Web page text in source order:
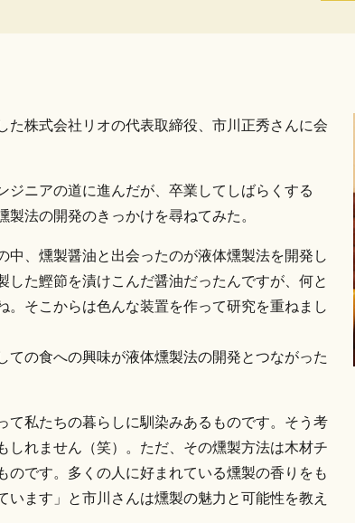
株式会社リオの代表取締役、市川正秀さんに会
ニアの道に進んだが、卒業してしばらくする
法の開発のきっかけを尋ねてみた。
中、燻製醤油と出会ったのが液体燻製法を開発し
た鰹節を漬けこんだ醤油だったんですが、何と
そこからは色んな装置を作って研究を重ねまし
ての食への興味が液体燻製法の開発とつながった
て私たちの暮らしに馴染みあるものです。そう考
しれません（笑）。ただ、その燻製方法は木材チ
です。多くの人に好まれている燻製の香りをも
ます」と市川さんは燻製の魅力と可能性を教え